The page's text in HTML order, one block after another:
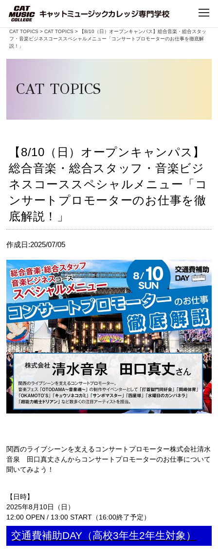
TOP
デビュー・就職
キャンパスライフ
CATに入学するには
オープンキャンパス
アクセス
資料請求
高校生の方へ
大学・短大・社会人の方へ
留学生の方へ
人材発掘担当の方へ
CAT BOARD
CAT TOPICS >CAT TOPICS > 【8/10（日）オープンキャンパス】総合音楽・総合スタッ
フ・音楽ビジネスコーススペシャルメニュー「コンサートプロモーターのお仕事を徹底解
説！」
CAT TOPICS
【8/10（日）オープンキャンパス】
総合音楽・総合スタッフ・音楽ビジ
ネスコーススペシャルメニュー「コ
ンサートプロモーターのお仕事を徹
底解説！」
作成日:2025/07/05
関西のライブシーンを支えるコンサートプロモーター株式会社清水
音泉 田口真丈さんからコンサートプロモーターのお仕事について
聞いてみよう！
【日時】
2025年8月10日（日）
12:00 OPEN / 13:00 START（16:00終了予定）
交通費補助DAY（高校3年生2年生対象）